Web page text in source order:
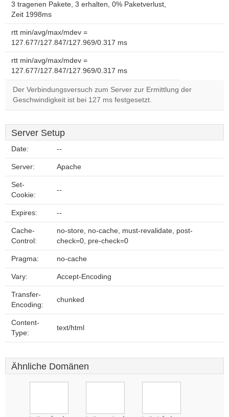
3 tragenen Pakete, 3 erhalten, 0% Paketverlust,
Zeit 1998ms
rtt min/avg/max/mdev =
127.677/127.847/127.969/0.317 ms
rtt min/avg/max/mdev =
127.677/127.847/127.969/0.317 ms
Der Verbindungsversuch zum Server zur Ermittlung der
Geschwindigkeit ist bei 127 ms festgesetzt.
Server Setup
Date: --
Server: Apache
Set-
Cookie:
--
Expires: --
Cache-
Control:
no-store, no-cache, must-revalidate, post-
check=0, pre-check=0
Pragma: no-cache
Vary: Accept-Encoding
Transfer-
Encoding:
chunked
Content-
Type:
text/html
Ähnliche Domänen